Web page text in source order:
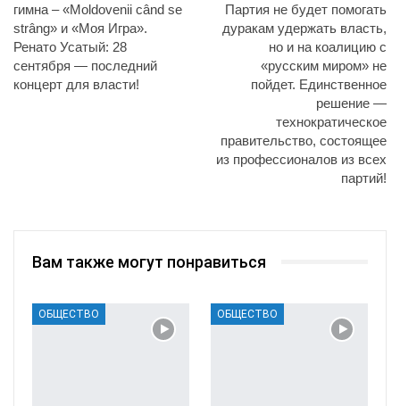
гимна – «Moldovenii când se
strâng» и «Моя Игра».
Ренато Усатый: 28
сентября — последний
концерт для власти!
Партия не будет помогать
дуракам удержать власть,
но и на коалицию с
«русским миром» не
пойдет. Единственное
решение —
технократическое
правительство, состоящее
из профессионалов из всех
партий!
Вам также могут понравиться
ОБЩЕСТВО ОБЩЕСТВО